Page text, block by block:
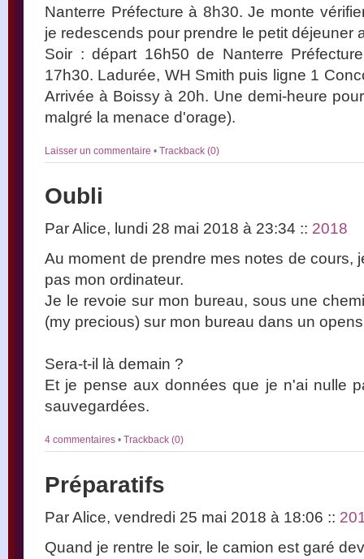
Nanterre Préfecture à 8h30. Je monte
je redescends pour prendre le petit déjeuner
Soir : départ 16h50 de Nanterre
17h30. Ladurée, WH Smith puis ligne 1
Arrivée à Boissy à 20h. Une demi-heure
malgré la menace d'orage).
Laisser un commentaire • Trackback (0)
Oubli
Par Alice, lundi 28 mai 2018 à 23:34 :: 2018
Au moment de prendre mes notes de cours,
pas mon ordinateur.
Je le revoie sur mon bureau, sous une
(my precious) sur mon bureau dans un
Sera-t-il là demain ?
Et je pense aux données que je n'ai nulle
sauvegardées.
4 commentaires • Trackback (0)
Préparatifs
Par Alice, vendredi 25 mai 2018 à 18:06 ::
Quand je rentre le soir, le camion est garé